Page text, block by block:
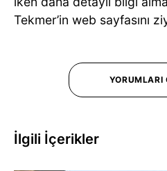
Tekmer’in web sayfasını
YORUMLARI
İlgili İçerikler